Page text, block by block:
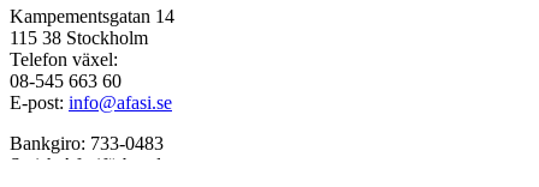
Kampementsgatan 14
115 38 Stockholm
Telefon växel:
08-545 663 60
E-post: info@afasi.se
Bankgiro: 733-0483
Swish Afasiförbundet: